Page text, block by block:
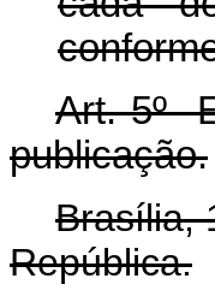
Art. 5º
publicação.
Brasília,
República.